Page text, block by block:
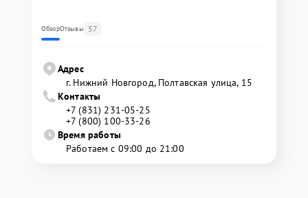
ОбзорОтзывы 57
Адрес
г. Нижний Новгород, Полтавская улица, 15
Контакты
+7 (831) 231-05-25
+7 (800) 100-33-26
Время работы
Работаем с 09:00 до 21:00